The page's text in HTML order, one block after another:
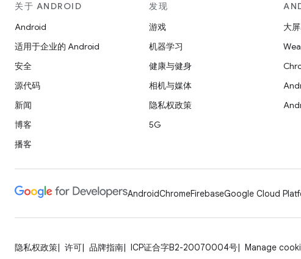
关于 ANDROID
Android
适用于企业的 Android
安全
源代码
新闻
博客
播客
发现
游戏
机器学习
健康与健身
相机与媒体
隐私权政策
5G
大
AndroidChromeFirebaseGoogle Cloud
隐私权政策 许可 品牌指南 ICP证合字B2-20070004号 Manage